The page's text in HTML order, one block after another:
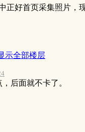
正好首页采集照片，
示全部楼层
后面就不卡了。